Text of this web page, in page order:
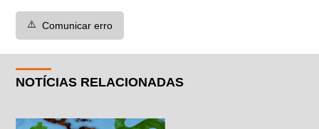
⚠️ Comunicar erro
NOTÍCIAS RELACIONADAS